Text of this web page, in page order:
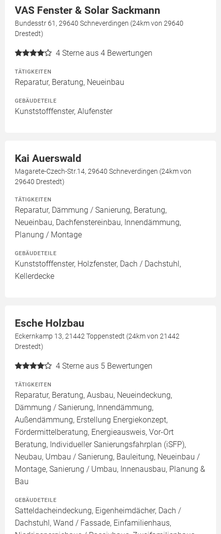
VAS Fenster & Solar Sackmann
Bundesstr 61, 29640 Schneverdingen (24km von 29640
Drestedt)
4 Sterne aus 4 Bewertungen
TÄTIGKEITEN
Reparatur, Beratung, Neueinbau
GEBÄUDETEILE
Kunststofffenster, Alufenster
Kai Auerswald
Magarete-Czech-Str.14, 29640 Schneverdingen (24km von
29640 Drestedt)
TÄTIGKEITEN
Reparatur, Dämmung / Sanierung, Beratung,
Neueinbau, Dachfenstereinbau, Innendämmung,
Planung / Montage
GEBÄUDETEILE
Kunststofffenster, Holzfenster, Dach / Dachstuhl,
Kellerdecke
Esche Holzbau
Eckernkamp 13, 21442 Toppenstedt (24km von 21442
Drestedt)
4 Sterne aus 5 Bewertungen
TÄTIGKEITEN
Reparatur, Beratung, Ausbau, Neueindeckung,
Dämmung / Sanierung, Innendämmung,
Außendämmung, Erstellung Energiekonzept,
Fördermittelberatung, Energieausweis, Vor-Ort
Beratung, Individueller Sanierungsfahrplan (iSFP),
Neubau, Umbau / Sanierung, Bauleitung, Neueinbau /
Montage, Sanierung / Umbau, Innenausbau, Planung &
Bau
GEBÄUDETEILE
Satteldacheindeckung, Eigenheimdächer, Dach /
Dachstuhl, Wand / Fassade, Einfamilienhaus,